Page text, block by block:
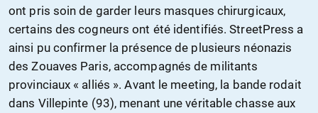
ont pris soin de garder leurs masques chirurgicaux,
certains des cogneurs ont été identifiés. StreetPress a
ainsi pu confirmer la présence de plusieurs néonazis
des Zouaves Paris, accompagnés de militants
provinciaux « alliés ». Avant le meeting, la bande rodait
dans Villepinte (93), menant une véritable chasse aux